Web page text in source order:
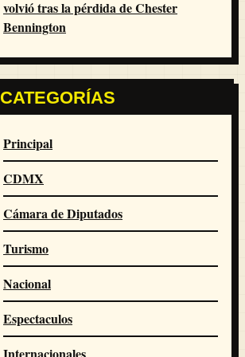
volvió tras la pérdida de Chester
Bennington
CATEGORÍAS
Principal
CDMX
Cámara de Diputados
Turismo
Nacional
Espectaculos